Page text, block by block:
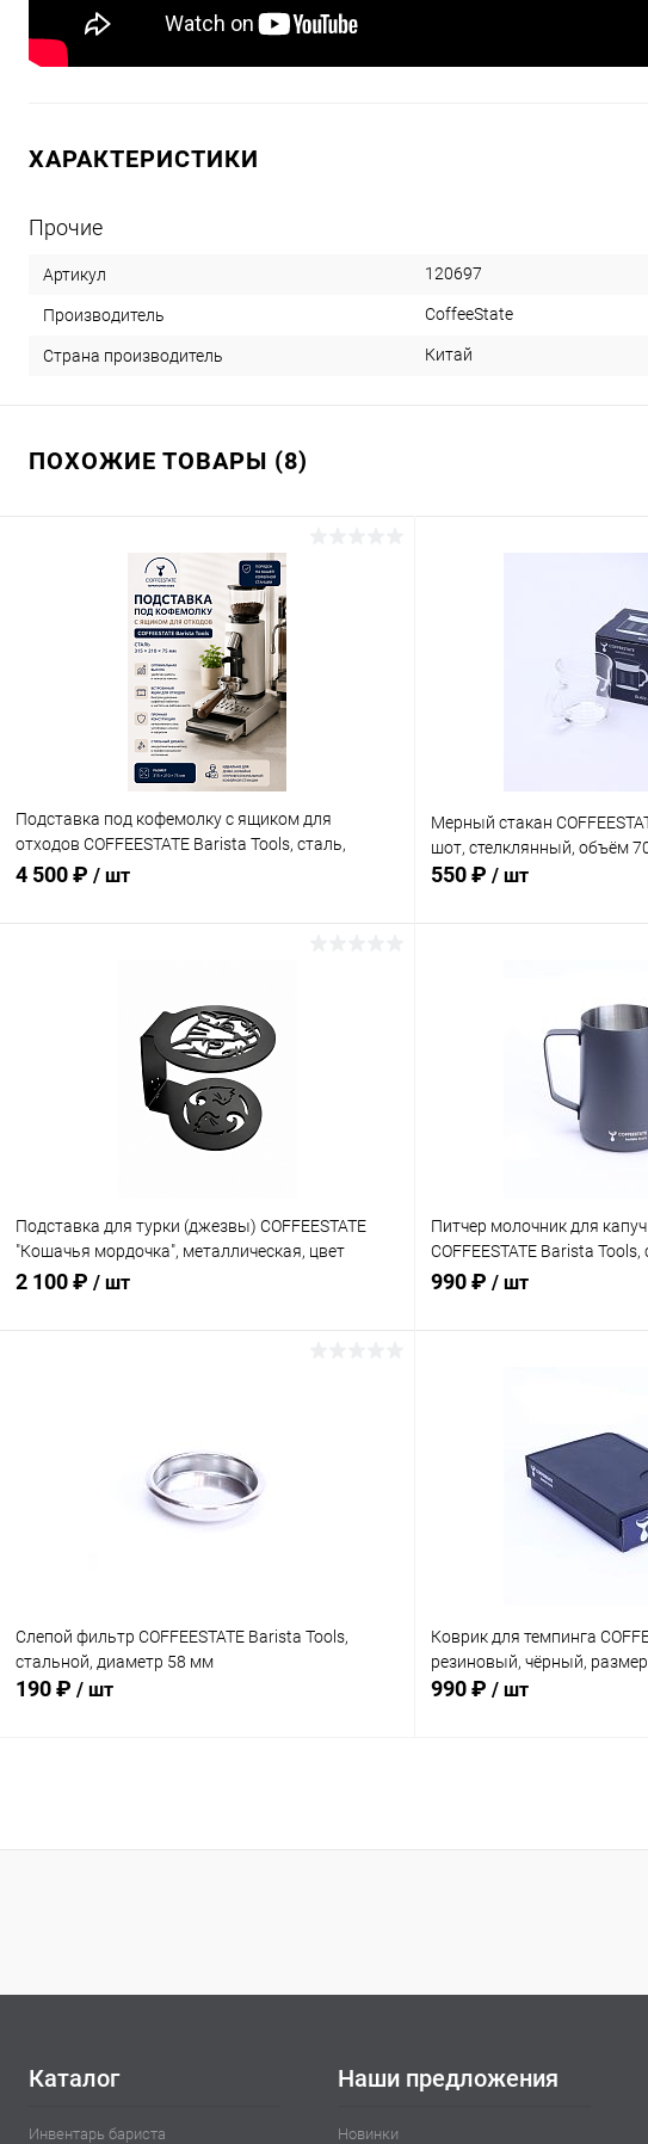
ХАРАКТЕРИСТИКИ
Прочие
Артикул 120697
Производитель CoffeeState
Страна производитель Китай
ПОХОЖИЕ ТОВАРЫ (8)
Подставка под кофемолку с ящиком для
отходов COFFEESTATE Barista Tools, сталь,
размер 315х210х75 мм
4 500 ₽ / шт
Купить в 1 клик Сравнение
Мерный стакан
шот, стелклянный, объём
550 ₽ / шт
Купить в 1 клик
Подставка для турки (джезвы) COFFEESTATE
"Кошачья мордочка", металлическая, цвет
чёрный
2 100 ₽ / шт
В наличии
Питчер молочник для
COFFEESTATE Barista
1000 мл
990 ₽ / шт
Купить в 1 клик
В избранное
Слепой фильтр COFFEESTATE Barista Tools,
стальной, диаметр 58 мм
190 ₽ / шт
Купить в 1 клик К сравнению
Коврик для темпинга
резиновый, чёрный,
990 ₽ / шт
Купить в 1 клик
Каталог
Инвентарь бариста
Наши предложения
Новинки